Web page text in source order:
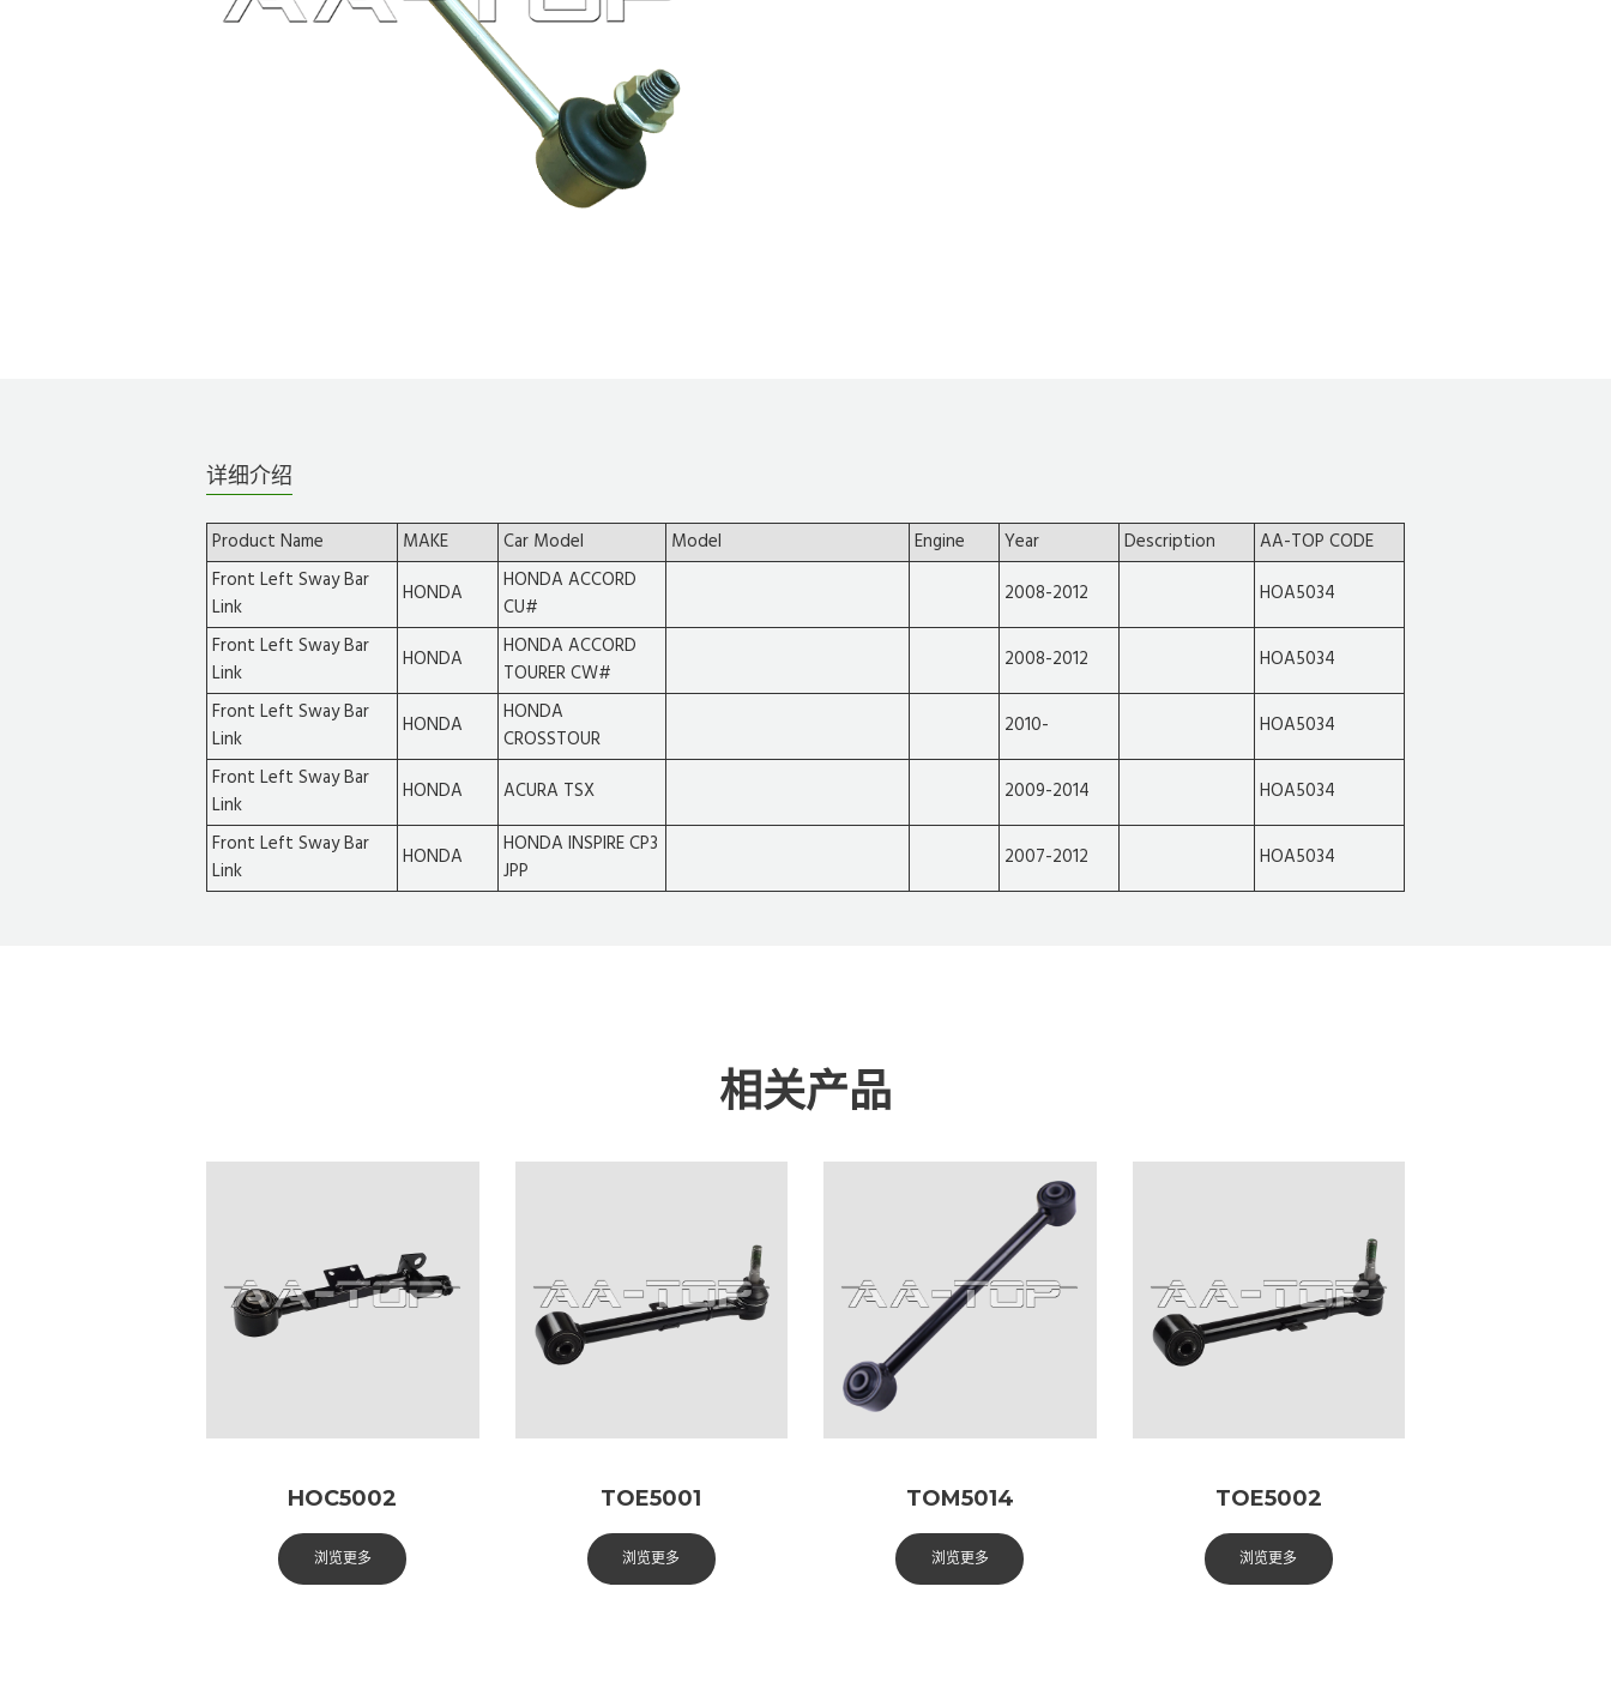
详细介绍
Product Name MAKE Car Model Model Engine Year Description
AA-TOP CODE
Front Left Sway Bar
Link
HONDA
HONDA ACCORD
CU#
2008-2012
HOA5034
Front Left Sway Bar
Link
HONDA
HONDA ACCORD
TOURER CW#
2008-2012
HOA5034
Front Left Sway Bar
Link
HONDA
HONDA
CROSSTOUR
2010-
HOA5034
Front Left Sway Bar
Link
HONDA ACURA TSX 2009-2014
HOA5034
Front Left Sway Bar
Link
HONDA
HONDA INSPIRE CP3
JPP
2007-2012 HOA5034
相关产品
HOC5002
浏览更多
TOE5001
浏览更多
TOM5014
浏览更多
TOE5002
浏览更多